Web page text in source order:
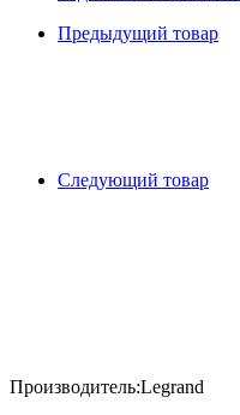
Предыдущий товар
Следующий товар
Производитель:Legrand